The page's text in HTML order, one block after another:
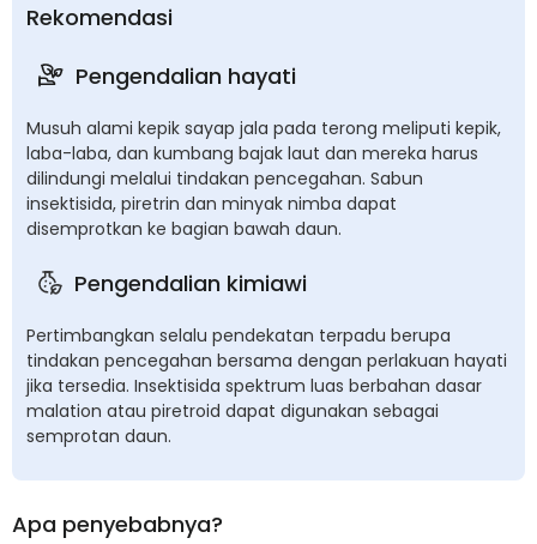
Rekomendasi
Pengendalian hayati
Musuh alami kepik sayap jala pada terong meliputi kepik,
laba-laba, dan kumbang bajak laut dan mereka harus
dilindungi melalui tindakan pencegahan. Sabun
insektisida, piretrin dan minyak nimba dapat
disemprotkan ke bagian bawah daun.
Pengendalian kimiawi
Pertimbangkan selalu pendekatan terpadu berupa
tindakan pencegahan bersama dengan perlakuan hayati
jika tersedia. Insektisida spektrum luas berbahan dasar
malation atau piretroid dapat digunakan sebagai
semprotan daun.
Apa penyebabnya?